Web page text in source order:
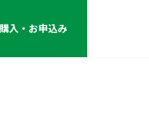
入・お申込み